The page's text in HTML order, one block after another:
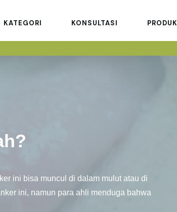
KATEGORI KONSULTASI PRODUK
ini bisa muncul di dalam mulut atau di
ini, namun para ahli menduga bahwa